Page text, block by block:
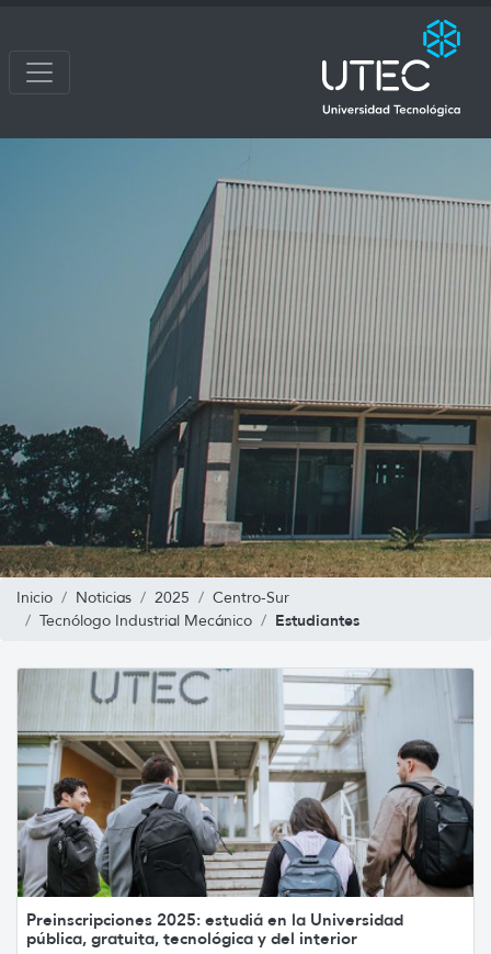
Inicio Noticias 2025
Centro-Sur
Tecnólogo Industrial Mecánico
Estudiantes
Preinscripciones 2025: estudiá en la Universidad
pública, gratuita, tecnológica y del interior